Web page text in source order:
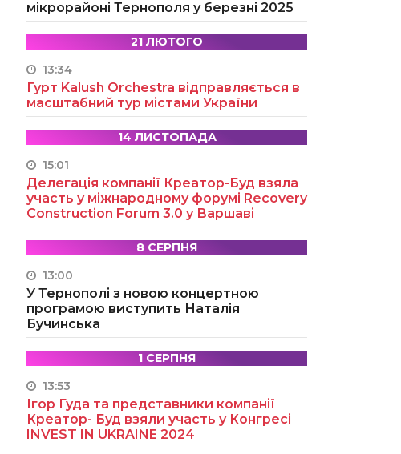
мікрорайоні Тернополя у березні 2025
21 ЛЮТОГО
13:34
Гурт Kalush Orchestra відправляється в
масштабний тур містами України
14 ЛИСТОПАДА
15:01
Делегація компанії Креатор-Буд взяла
участь у міжнародному форумі Recovery
Construction Forum 3.0 у Варшаві
8 СЕРПНЯ
13:00
У Тернополі з новою концертною
програмою виступить Наталія
Бучинська
1 СЕРПНЯ
13:53
Ігор Гуда та представники компанії
Креатор- Буд взяли участь у Конгресі
INVEST IN UKRAINE 2024